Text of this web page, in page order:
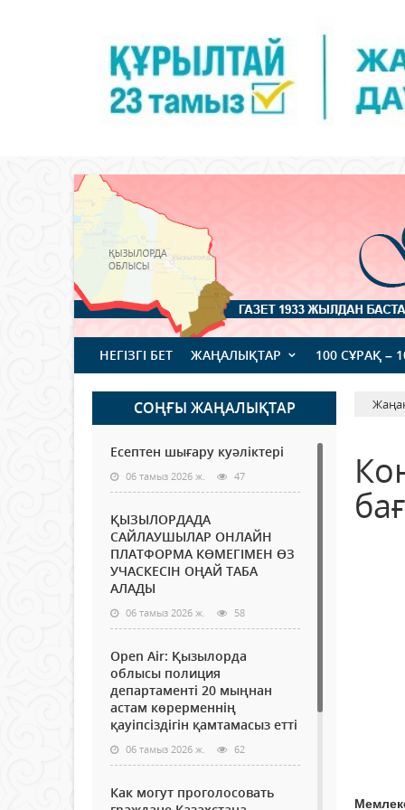
НЕГІЗГІ БЕТ ЖАҢАЛЫҚТАР 100 СҰРАҚ –
СОҢҒЫ ЖАҢАЛЫҚТАР
Есептен шығару куәліктері
06 тамыз 2026 ж. 47
ҚЫЗЫЛОРДАДА
САЙЛАУШЫЛАР ОНЛАЙН
ПЛАТФОРМА КӨМЕГІМЕН ӨЗ
УЧАСКЕСІН ОҢАЙ ТАБА
АЛАДЫ
06 тамыз 2026 ж. 58
Open Air: Қызылорда
облысы полиция
департаменті 20 мыңнан
астам көрерменнің
қауіпсіздігін қамтамасыз етті
06 тамыз 2026 ж. 62
Как могут проголосовать